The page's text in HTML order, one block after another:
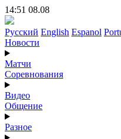
14:51 08.08
Русский English Espanol
Новости
Матчи
Соревнования
Видео
Общение
Разное